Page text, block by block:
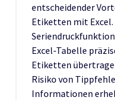
entscheidender
Etiketten mit Excel.
Excel-Tabelle
Etiketten
Risiko von
Informationen